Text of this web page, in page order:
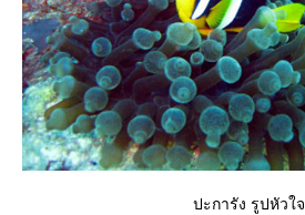
ปะการัง รูปหัวใจ